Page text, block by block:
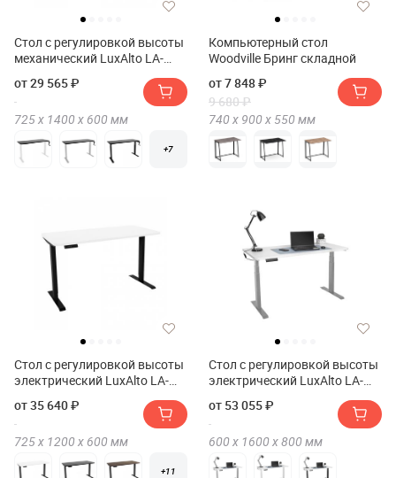
Стол с регулировкой высоты
механический LuxAlto LA-
от 29 565 ₽
725 х 1400 х 600 мм
+7
Компьютерный стол
Woodville Бринг складной
от 7 848 ₽
9 680 ₽
740 х 900 х 550 мм
Стол с регулировкой высоты
электрический LuxAlto LA-
от 35 640 ₽
725 х 1200 х 600 мм
+11
Стол с регулировкой высоты
электрический LuxAlto LA-
от 53 055 ₽
600 х 1600 х800 мм